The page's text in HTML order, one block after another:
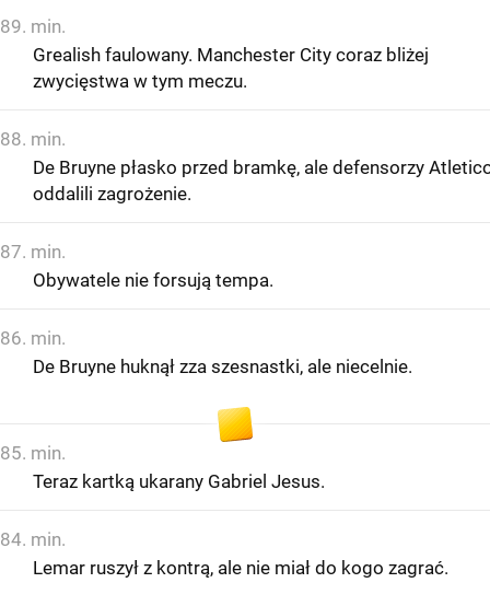
89. min.
Grealish faulowany. Manchester City coraz bliżej
zwycięstwa w tym meczu.
88. min.
De Bruyne płasko przed bramkę, ale defensorzy
oddalili zagrożenie.
87. min.
Obywatele nie forsują tempa.
86. min.
De Bruyne huknął zza szesnastki, ale niecelnie.
85. min.
Teraz kartką ukarany Gabriel Jesus.
84. min.
Lemar ruszył z kontrą, ale nie miał do kogo zagrać.